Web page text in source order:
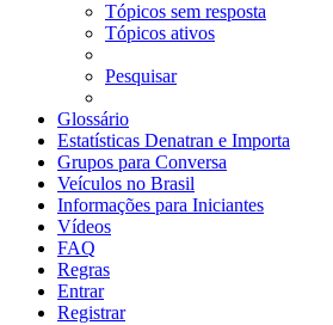
Tópicos sem resposta
Tópicos ativos
Pesquisar
Glossário
Estatísticas Denatran e Importa
Grupos para Conversa
Veículos no Brasil
Informações para Iniciantes
Vídeos
FAQ
Regras
Entrar
Registrar